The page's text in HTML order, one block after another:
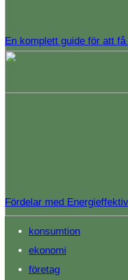
En komplett guide för att
Fördelar med
konsumtion
ekonomi
företag